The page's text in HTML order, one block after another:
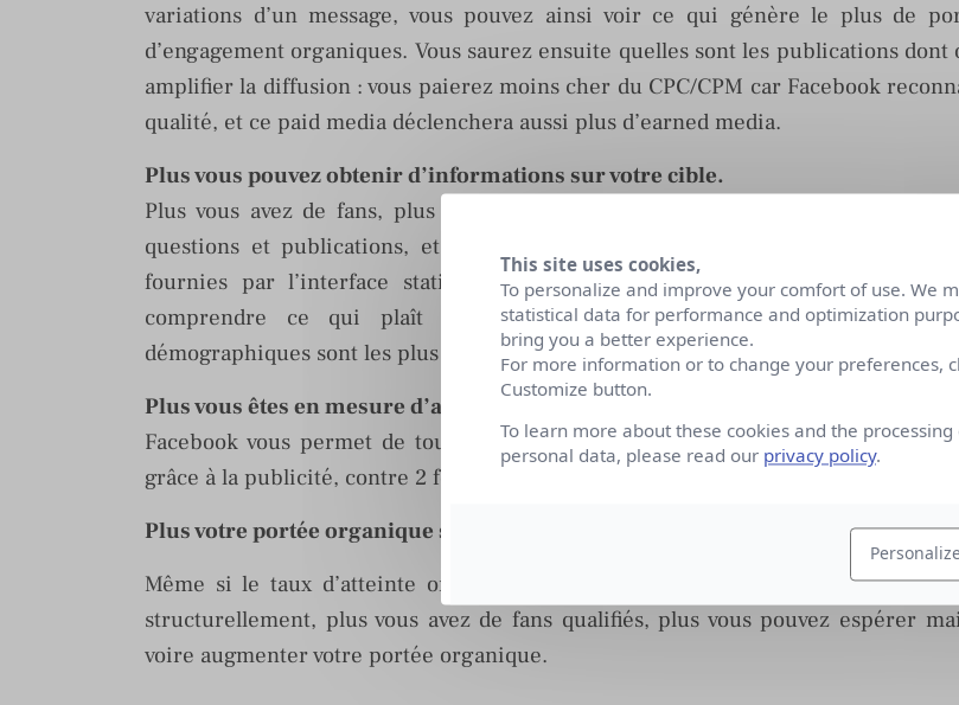
variations d’un message, vous pouvez ainsi voir ce qui génère le plus de
d’engagement organiques. Vous saurez ensuite quelles sont les publications dont
amplifier la diffusion : vous paierez moins cher du CPC/CPM car Facebook
qualité, et ce paid media déclenchera aussi plus d’earned media.
Plus vous pouvez obtenir d’informations sur votre cible.
Plus vous avez de fans, plus nombreux seront les retours « organiques » suite
questions et publications, et plus parlantes seront les informations
fournies par l’interface statistique Facebook. Plus aussi vous serez en
comprendre ce qui plaît à vos clients potentiels, et quelles
démographiques sont les plus réceptives à quels messages.
Plus vous êtes en mesure d’avoir un fort impact sur votre cible en un temps
Facebook vous permet de toucher vos fans jusqu’à 4 fois par jour dans leur
grâce à la publicité, contre 2 fois par jour pour le reste des utilisateurs.
Plus votre portée organique sera grande.
Même si le taux d’atteinte organique des fans par publication continue de
structurellement, plus vous avez de fans qualifiés, plus vous pouvez espérer
voire augmenter votre portée organique.
This site uses cookies,
To personalize and improve your comfort of use. We
statistical data for performance and optimization
bring you a better experience.
For more information or to change your preferences,
Customize button.
To learn more about these cookies and the
personal data, please read our privacy policy.